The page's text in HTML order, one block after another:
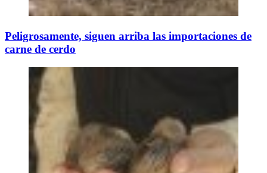
Peligrosamente, siguen arriba las importaciones de
carne de cerdo